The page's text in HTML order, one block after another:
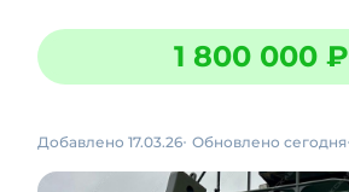
1 800 000 ₽
Добавлено 17.03.26 Обновлено сегодня